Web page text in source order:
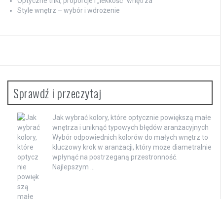
Style wnętrz – wybór i wdrożenie
Sprawdź i przeczytaj
Jak wybrać kolory, które optycznie powiększą małe
wnętrza i uniknąć typowych błędów aranżacyjnych
Wybór odpowiednich kolorów do małych wnętrz to
kluczowy krok w aranżacji, który może diametralnie
wpłynąć na postrzeganą przestronność.
Najlepszym …